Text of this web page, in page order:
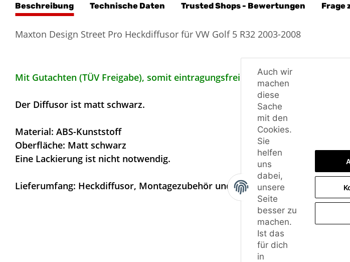
Beschreibung Technische Daten Trusted Shops - Bewertungen Frage
Maxton Design Street Pro Heckdiffusor für VW Golf 5 R32 2003-2008
Mit Gutachten (TÜV Freigabe), somit eintragungsfrei.
Der Diffusor ist matt schwarz.
Material: ABS-Kunststoff
Oberfläche: Matt schwarz
Eine Lackierung ist nicht notwendig.
Lieferumfang: Heckdiffusor, Montagezubehör und Gutachten
Auch wir
machen
diese
Sache
mit den
Cookies.
Sie
helfen
uns
dabei,
unsere
Seite
besser zu
machen.
Ist das
für dich
in